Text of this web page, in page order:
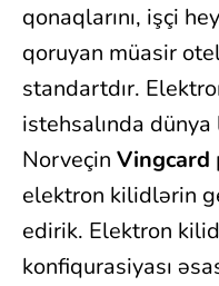
qonaqlarını, işçi
qoruyan müasir
standartdır.
istehsalında
Norveçin Vingcard
elektron kilidlərin
edirik. Elektron
konfiqurasiyası